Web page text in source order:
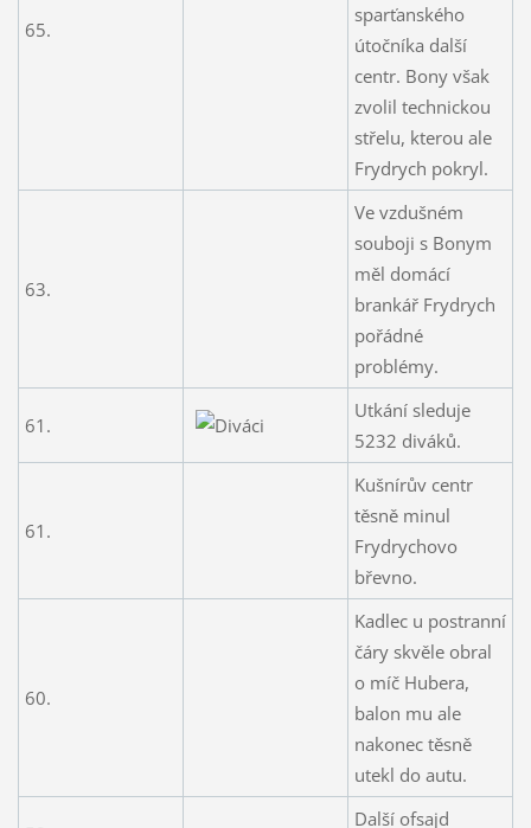
65.
sparťanského
útočníka další
centr. Bony však
zvolil technickou
střelu, kterou ale
Frydrych pokryl.
63.
Ve vzdušném
souboji s Bonym
měl domácí
brankář Frydrych
pořádné
problémy.
61.
Utkání sleduje
5232 diváků.
61.
Kušnírův centr
těsně minul
Frydrychovo
břevno.
60.
Kadlec u postranní
čáry skvěle obral
o míč Hubera,
balon mu ale
nakonec těsně
utekl do autu.
Další ofsajd